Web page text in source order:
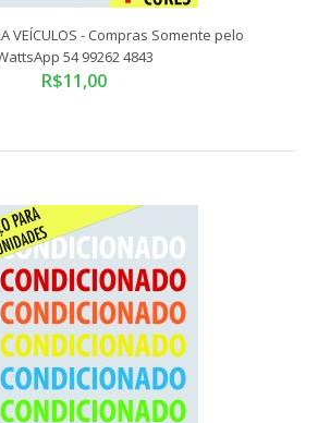
VEÍCULOS - Compras Somente pelo
WattsApp 54 99262 4843
R$11,00
VEÍCULOS - Compras Somente pelo
54 99262 4843
R$11,00